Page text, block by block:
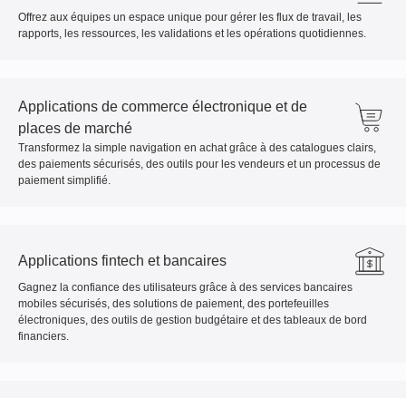
Offrez aux équipes un espace unique pour gérer les flux de travail, les
rapports, les ressources, les validations et les opérations quotidiennes.
Applications de commerce électronique et de
places de marché
Transformez la simple navigation en achat grâce à des catalogues clairs,
des paiements sécurisés, des outils pour les vendeurs et un processus de
paiement simplifié.
Applications fintech et bancaires
Gagnez la confiance des utilisateurs grâce à des services bancaires
mobiles sécurisés, des solutions de paiement, des portefeuilles
électroniques, des outils de gestion budgétaire et des tableaux de bord
financiers.